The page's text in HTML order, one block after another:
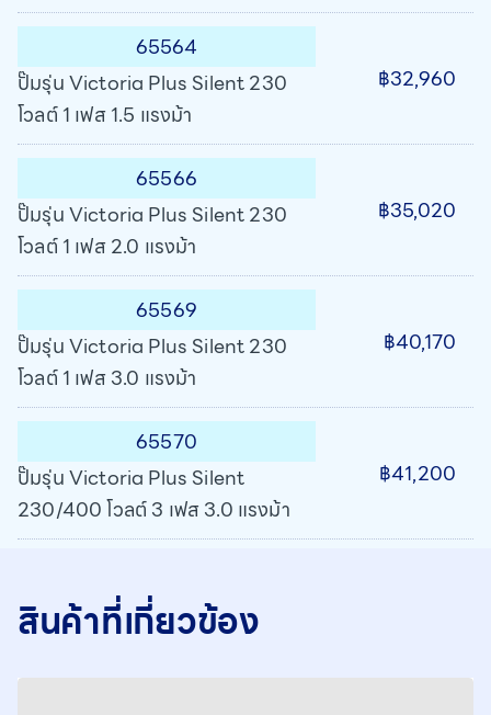
65564
ปั๊มรุ่น Victoria Plus Silent 230
โวลต์ 1 เฟส 1.5 แรงม้า
฿32,960
65566
ปั๊มรุ่น Victoria Plus Silent 230
โวลต์ 1 เฟส 2.0 แรงม้า
฿35,020
65569
ปั๊มรุ่น Victoria Plus Silent 230
โวลต์ 1 เฟส 3.0 แรงม้า
฿40,170
65570
ปั๊มรุ่น Victoria Plus Silent
230/400 โวลต์ 3 เฟส 3.0 แรงม้า
฿41,200
สินค้าที่เกี่ยวข้อง